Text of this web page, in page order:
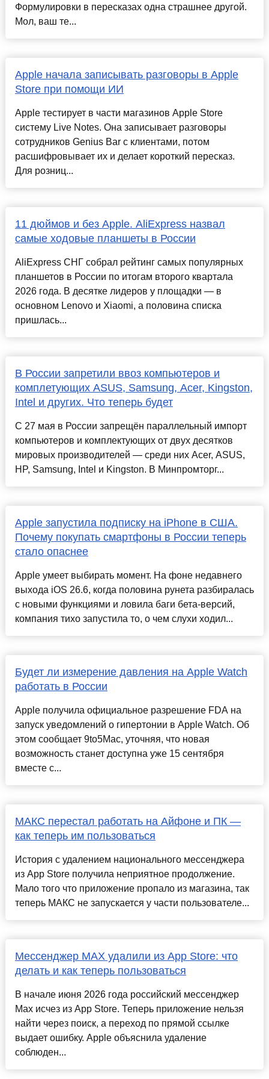
Формулировки в пересказах одна страшнее другой.
Мол, ваш те...
Apple начала записывать разговоры в Apple
Store при помощи ИИ
Apple тестирует в части магазинов Apple Store
систему Live Notes. Она записывает разговоры
сотрудников Genius Bar с клиентами, потом
расшифровывает их и делает короткий пересказ.
Для розниц...
11 дюймов и без Apple. AliExpress назвал
самые ходовые планшеты в России
AliExpress СНГ собрал рейтинг самых популярных
планшетов в России по итогам второго квартала
2026 года. В десятке лидеров у площадки — в
основном Lenovo и Xiaomi, а половина списка
пришлась...
В России запретили ввоз компьютеров и
комплетующих ASUS, Samsung, Acer, Kingston,
Intel и других. Что теперь будет
С 27 мая в России запрещён параллельный импорт
компьютеров и комплектующих от двух десятков
мировых производителей — среди них Acer, ASUS,
HP, Samsung, Intel и Kingston. В Минпромторг...
Apple запустила подписку на iPhone в США.
Почему покупать смартфоны в России теперь
стало опаснее
Apple умеет выбирать момент. На фоне недавнего
выхода iOS 26.6, когда половина рунета разбиралась
с новыми функциями и ловила баги бета-версий,
компания тихо запустила то, о чем слухи ходил...
Будет ли измерение давления на Apple Watch
работать в России
Apple получила официальное разрешение FDA на
запуск уведомлений о гипертонии в Apple Watch. Об
этом сообщает 9to5Mac, уточняя, что новая
возможность станет доступна уже 15 сентября
вместе с...
МАКС перестал работать на Айфоне и ПК —
как теперь им пользоваться
История с удалением национального мессенджера
из App Store получила неприятное продолжение.
Мало того что приложение пропало из магазина, так
теперь МАКС не запускается у части пользователе...
Мессенджер MAX удалили из App Store: что
делать и как теперь пользоваться
В начале июня 2026 года российский мессенджер
Max исчез из App Store. Теперь приложение нельзя
найти через поиск, а переход по прямой ссылке
выдает ошибку. Apple объяснила удаление
соблюден...